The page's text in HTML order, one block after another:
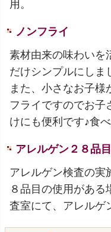
用。
ノンフライ
素材由来の味わいを
だけシンプルにしま
また、小さなお子様
フライですのでお子
けにも便利です♪食
アレルゲン２８品
アレルゲン検査の実
８品目の使用があ
査室にて、アレルゲ